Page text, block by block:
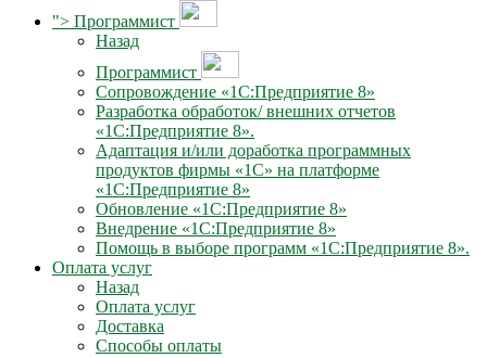
"> Программист
Назад
Программист
Сопровождение «1С:Предприятие 8»
Разработка обработок/ внешних отчетов
«1С:Предприятие 8».
Адаптация и/или доработка программных
продуктов фирмы «1С» на платформе
«1С:Предприятие 8»
Обновление «1С:Предприятие 8»
Внедрение «1С:Предприятие 8»
Помощь в выборе программ «1С:Предприятие 8».
Оплата услуг
Назад
Оплата услуг
Доставка
Способы оплаты